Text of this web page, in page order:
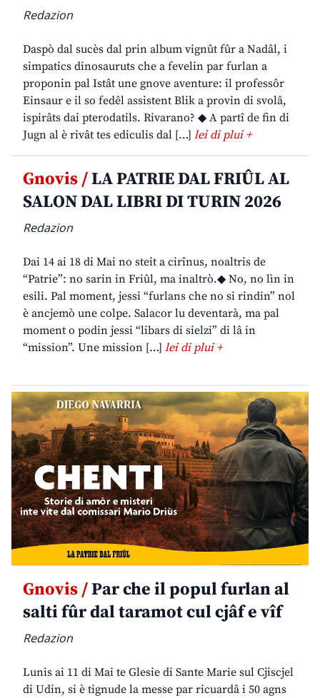
Redazion
Daspò dal sucès dal prin album vignût fûr a Nadâl, i
simpatics dinosauruts che a fevelin par furlan a
proponin pal Istât une gnove aventure: il professôr
Einsaur e il so fedêl assistent Blik a provin di svolâ,
ispirâts dai pterodatils. Rivarano? ◆ A partî de fin di
Jugn al è rivât tes ediculis dal […] lei di plui +
Gnovis /LA PATRIE DAL FRIÛL AL
SALON DAL LIBRI DI TURIN 2026
Redazion
Dai 14 ai 18 di Mai no steit a cirînus, noaltris de
“Patrie”: no sarin in Friûl, ma inaltrò.◆ No, no lìn in
esili. Pal moment, jessi “furlans che no si rindin” nol
è ancjemò une colpe. Salacor lu deventarà, ma pal
moment o podin jessi “libars di sielzi” di lâ in
“mission”. Une mission […] lei di plui +
Gnovis /Par che il popul furlan al
salti fûr dal taramot cul cjâf e vîf
Redazion
Lunis ai 11 di Mai te Glesie di Sante Marie sul Cjiscjel
di Udin, si è tignude la messe par ricuardâ i 50 agns